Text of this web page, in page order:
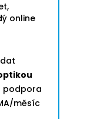
online
podpora
měsíc